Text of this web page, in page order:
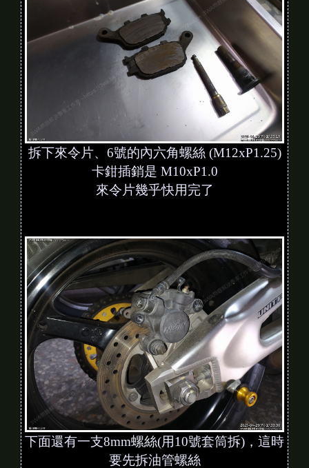
拆下來令片、6號的內六角螺絲 (M12xP1.25)
卡鉗插銷是 M10xP1.0
來令片幾乎快用完了
下面還有一支8mm螺絲(用10號套筒拆)，這時
要先拆油管螺絲